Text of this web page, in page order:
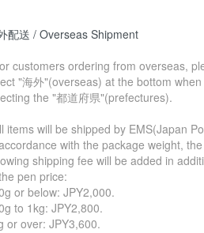
配送 / Overseas Shipment
customers ordering from overseas,
"海外"(overseas) at the bottom when
the "都道府県"(prefectures).
items will be shipped by EMS(Japan
with the package weight, the
shipping fee will be added in
pen price:
or below: JPY2,000.
to 1kg: JPY2,800.
or over: JPY3,600.